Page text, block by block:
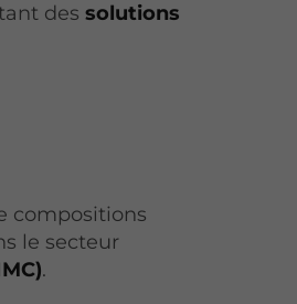
dessolutions
compositions
le secteur
.